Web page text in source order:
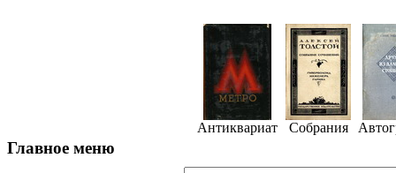
Главное меню
Антиквариат Собрания